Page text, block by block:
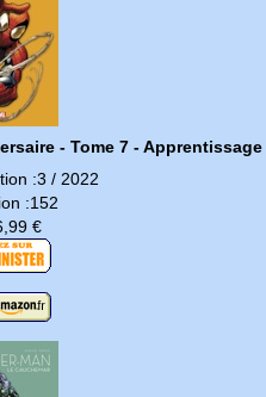
- Tome 7 - Apprentissage
:3 / 2022
:152
€